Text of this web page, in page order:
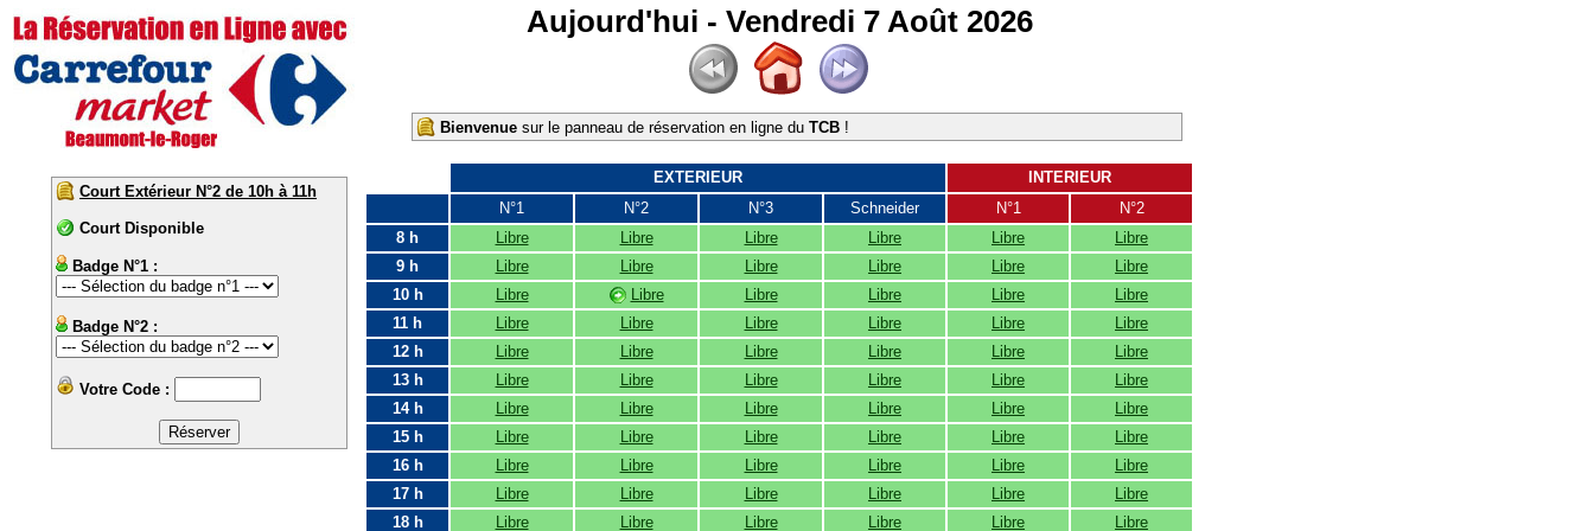
Aujourd'hui - Vendredi 7 Août 2026
Bienvenue sur le panneau de réservation en ligne du TCB !
Court Extérieur N°2 de 10h à 11h
Court Disponible
Badge N°1 :
Badge N°2 :
Votre Code :
EXTERIEUR
INTERIEUR
N°1
N°2 N°3 Schneider N°1
N°2
8 h
Libre Libre Libre Libre Libre
Libre
9 h
Libre Libre Libre Libre Libre
Libre
10 h
Libre Libre Libre Libre Libre
Libre
11 h
Libre Libre Libre Libre Libre
Libre
12 h
Libre Libre Libre Libre Libre
Libre
13 h
Libre Libre Libre Libre Libre
Libre
14 h
Libre Libre Libre Libre Libre
Libre
15 h
Libre Libre Libre Libre Libre
Libre
16 h
Libre Libre Libre Libre Libre
Libre
17 h
Libre Libre Libre Libre Libre
Libre
18 h
Libre Libre Libre Libre Libre
Libre